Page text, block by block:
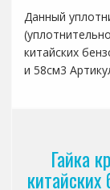
Данный
китайских
и 58см3
Гайка